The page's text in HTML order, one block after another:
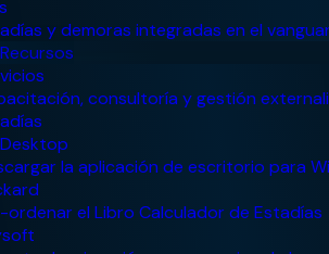
Recursos